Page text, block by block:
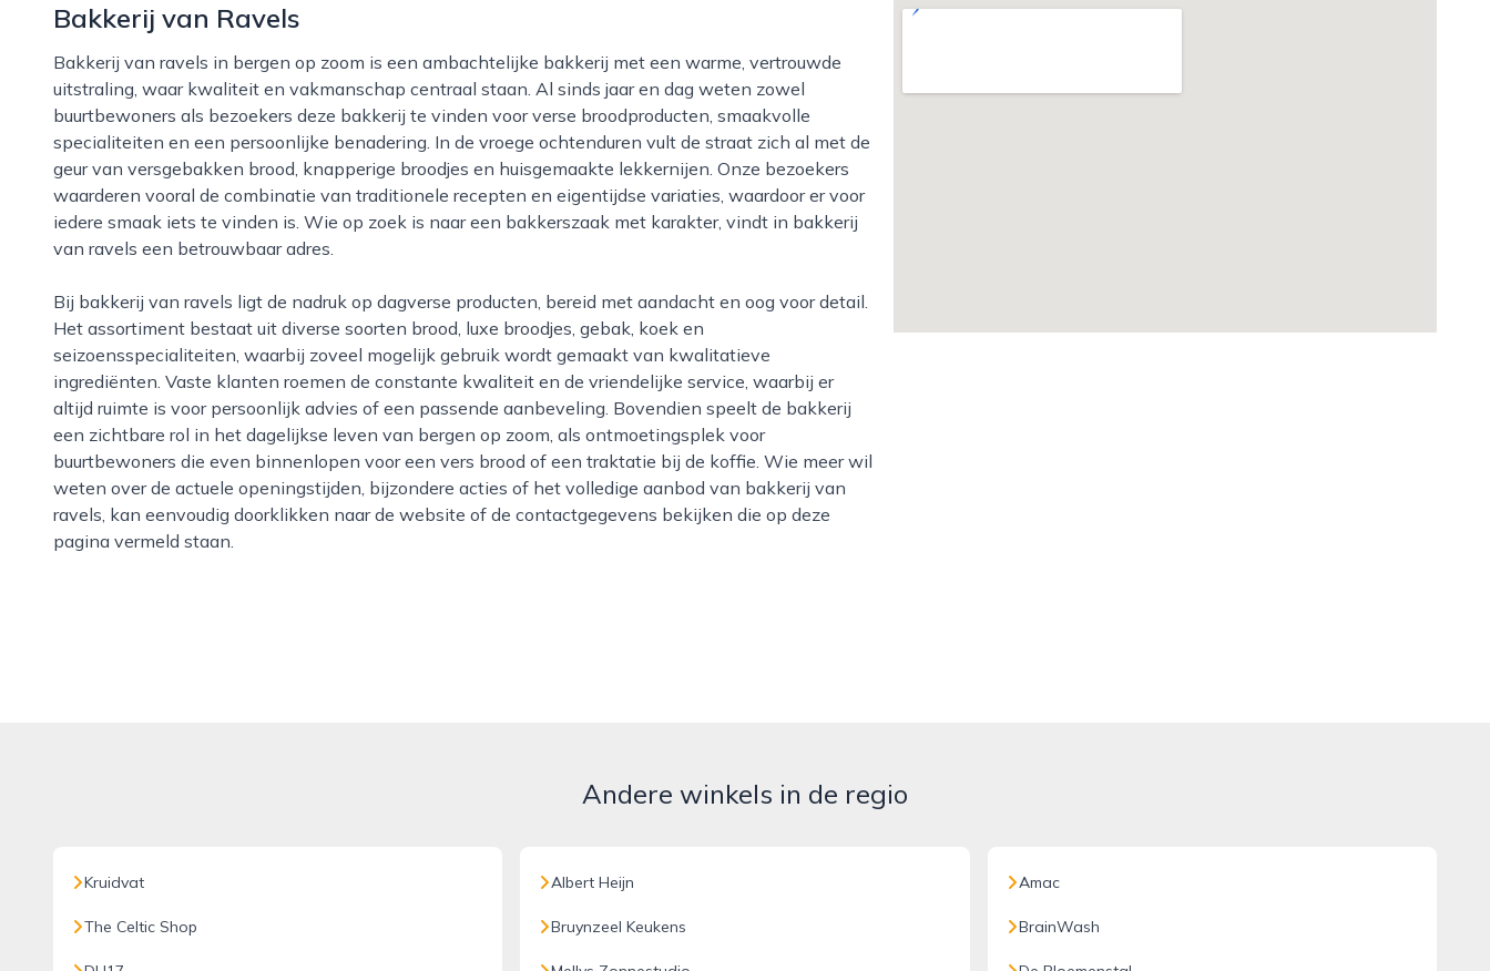
Bakkerij van Ravels
Bakkerij van ravels in bergen op zoom is een ambachtelijke bakkerij met een warme, vertrouwde
uitstraling, waar kwaliteit en vakmanschap centraal staan. Al sinds jaar en dag weten zowel
buurtbewoners als bezoekers deze bakkerij te vinden voor verse broodproducten, smaakvolle
specialiteiten en een persoonlijke benadering. In de vroege ochtenduren vult de straat zich al met de
geur van versgebakken brood, knapperige broodjes en huisgemaakte lekkernijen. Onze bezoekers
waarderen vooral de combinatie van traditionele recepten en eigentijdse variaties, waardoor er voor
iedere smaak iets te vinden is. Wie op zoek is naar een bakkerszaak met karakter, vindt in bakkerij
van ravels een betrouwbaar adres.
Bij bakkerij van ravels ligt de nadruk op dagverse producten, bereid met aandacht en oog voor detail.
Het assortiment bestaat uit diverse soorten brood, luxe broodjes, gebak, koek en
seizoensspecialiteiten, waarbij zoveel mogelijk gebruik wordt gemaakt van kwalitatieve
ingrediënten. Vaste klanten roemen de constante kwaliteit en de vriendelijke service, waarbij er
altijd ruimte is voor persoonlijk advies of een passende aanbeveling. Bovendien speelt de bakkerij
een zichtbare rol in het dagelijkse leven van bergen op zoom, als ontmoetingsplek voor
buurtbewoners die even binnenlopen voor een vers brood of een traktatie bij de koffie. Wie meer wil
weten over de actuele openingstijden, bijzondere acties of het volledige aanbod van bakkerij van
ravels, kan eenvoudig doorklikken naar de website of de contactgegevens bekijken die op deze
pagina vermeld staan.
Andere winkels in de regio
Kruidvat
The Celtic Shop
Albert Heijn
Bruynzeel Keukens
Amac
BrainWash